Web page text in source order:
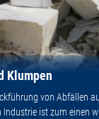
Klumpen
von Abfällen
Industrie ist zum einen